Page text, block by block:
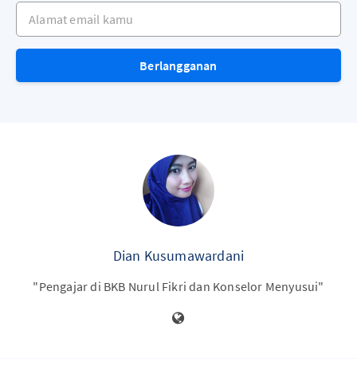
Alamat email kamu
Berlangganan
Dian Kusumawardani
"Pengajar di BKB Nurul Fikri dan Konselor Menyusui"